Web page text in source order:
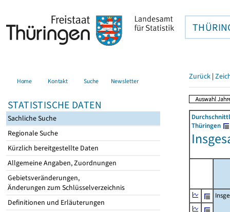
Home Kontakt Suche Newsletter
STATISTISCHE DATEN
Sachliche Suche
Regionale Suche
Kürzlich bereitgestellte Daten
Allgemeine Angaben, Zuordnungen
Gebietsveränderungen,
Änderungen zum Schlüsselverzeichnis
Definitionen und Erläuterungen
Zurück |
Thüringen